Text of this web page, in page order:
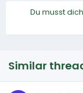
Du musst
Similar